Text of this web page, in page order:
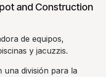
and Construction
de equipos,
y jacuzzis.
una división para la